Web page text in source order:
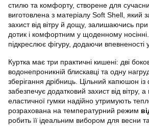
стилю та комфорту, створене для
виготовлена з матеріалу Soft Shell, який
захист від вітру й дощу, залишаючись
дотик і комфортним у щоденному
підкреслює фігуру, додаючи впевненості у
Куртка має три практичні кишені: дві
водонепроникній блискавці та одну
зберігання дрібниць. Цільний капюшон із
забезпечує додатковий захист від вітру,
еластичної гумки надійно утримують
розрахована на температурний режим
робить її ідеальним вибором для весни та